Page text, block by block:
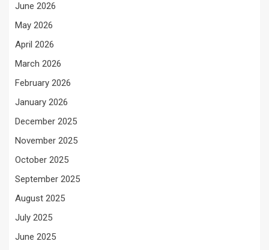
June 2026
May 2026
April 2026
March 2026
February 2026
January 2026
December 2025
November 2025
October 2025
September 2025
August 2025
July 2025
June 2025